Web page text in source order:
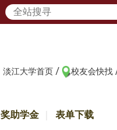
淡江大学首页 / 校友会快找
奖助学金 表单下载